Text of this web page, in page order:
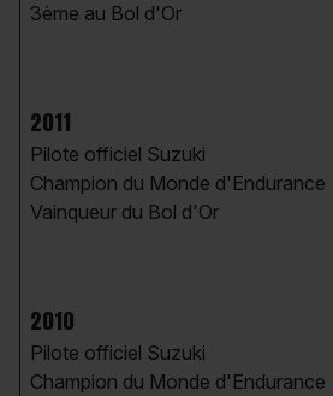
3ème au Bol d'Or
2011
Pilote officiel Suzuki
Champion du Monde d'Endurance
Vainqueur du Bol d'Or
2010
Pilote officiel Suzuki
Champion du Monde d'Endurance